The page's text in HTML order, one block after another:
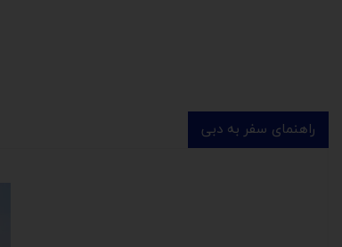
راهنمای سفر به دبی